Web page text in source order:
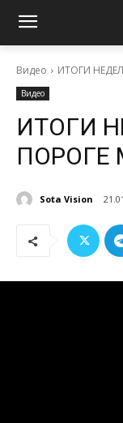
Видео ИТОГИ
Видео
ИТОГИ
ПОРОГЕ
Sota Vision